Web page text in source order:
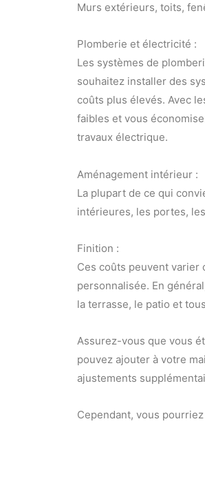
Murs extérieurs, toits,
Plomberie et électricité :
Les systèmes de
souhaitez installer des
coûts plus élevés. Avec
faibles et vous
travaux électrique.
Aménagement intérieur :
La plupart de ce qui
intérieures, les portes,
Finition :
Ces coûts peuvent varier
personnalisée. En
la terrasse, le patio et
Assurez-vous que vous
pouvez ajouter à votre
ajustements
Cependant, vous